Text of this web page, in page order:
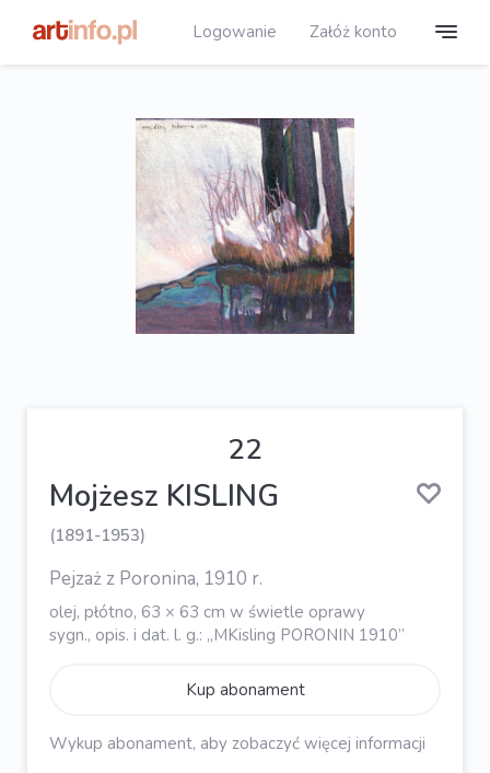
Logowanie Załóż konto
22
Mojżesz KISLING
(1891-1953)
Pejzaż z Poronina, 1910 r.
olej, płótno, 63 × 63 cm w świetle oprawy
sygn., opis. i dat. l. g.: „MKisling PORONIN 1910”
Kup abonament
Wykup abonament, aby zobaczyć więcej informacji